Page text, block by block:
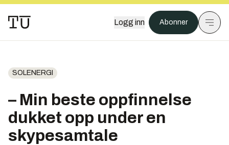
Logg inn Abonner
SOLENERGI
– Min beste oppfinnelse
dukket opp under en
skypesamtale